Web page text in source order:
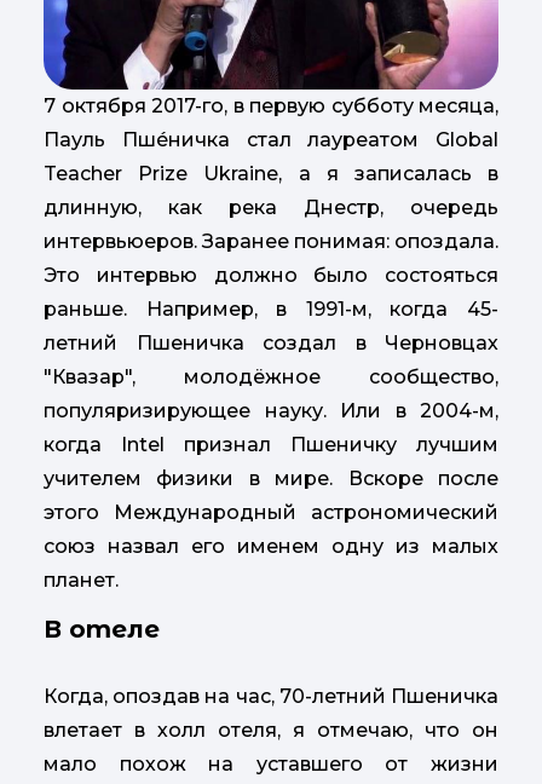
7 октября 2017-го, в первую субботу месяца,
Пауль Пшéничка стал лауреатом Global
Teacher Prize Ukraine, а я записалась в
длинную, как река Днестр, очередь
интервьюеров. Заранее понимая: опоздала.
Это интервью должно было состояться
раньше. Например, в 1991-м, когда 45-
летний Пшеничка создал в Черновцах
"Квазар", молодёжное сообщество,
популяризирующее науку. Или в 2004-м,
когда Intel признал Пшеничку лучшим
учителем физики в мире. Вскоре после
этого Международный астрономический
союз назвал его именем одну из малых
планет.
В отеле
Когда, опоздав на час, 70-летний Пшеничка
влетает в холл отеля, я отмечаю, что он
мало похож на уставшего от жизни